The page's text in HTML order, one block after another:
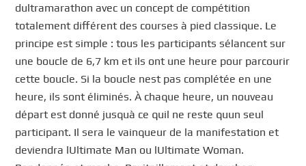
dultramarathon avec un concept de compétition
totalement différent des courses à pied classique. Le
principe est simple : tous les participants sélancent sur
une boucle de 6,7 km et ils ont une heure pour parcourir
cette boucle. Si la boucle nest pas complétée en une
heure, ils sont éliminés. À chaque heure, un nouveau
départ est donné jusquà ce quil ne reste quun seul
participant. Il sera le vainqueur de la manifestation et
deviendra lUltimate Man ou lUltimate Woman.